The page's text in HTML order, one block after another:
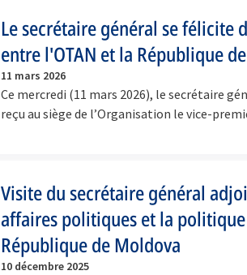
Le secrétaire général se félicite
entre l'OTAN et la République
11 mars 2026
Ce mercredi (11 mars 2026), le secrétaire
reçu au siège de l’Organisation le vice-
Visite du secrétaire général
affaires politiques et la
République de Moldova
10 décembre 2025